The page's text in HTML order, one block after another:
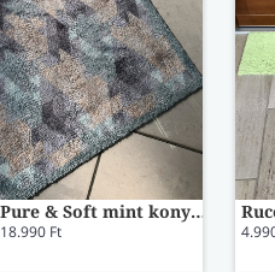
Pure & Soft mint konyhai szőnyeg 50x70
18.990 Ft